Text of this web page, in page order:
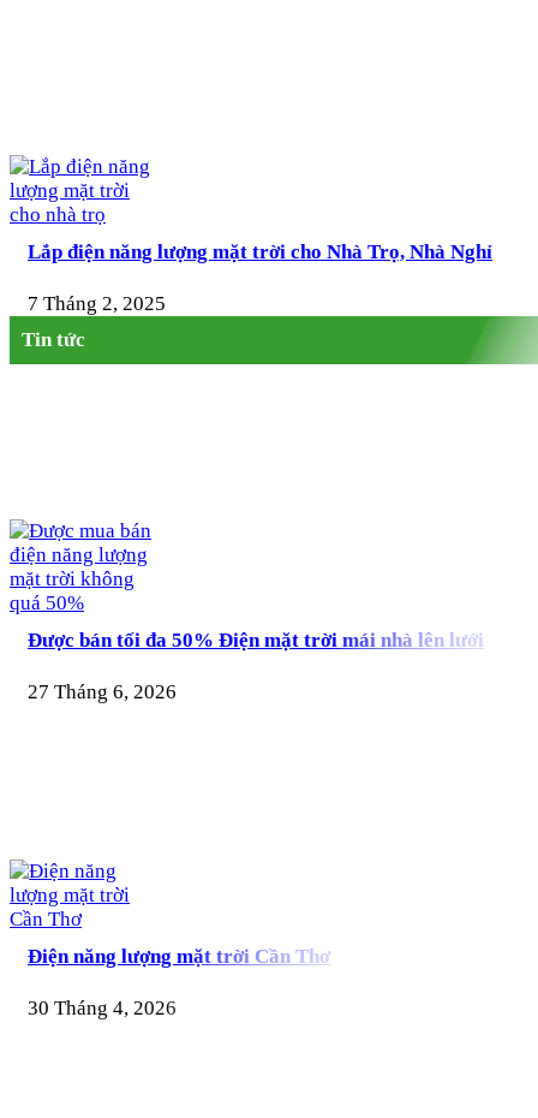
Lắp điện năng lượng mặt trời cho Nhà Trọ, Nhà Nghỉ
7 Tháng 2, 2025
Tin tức
Được bán tối đa 50% Điện mặt trời mái nhà lên lưới
27 Tháng 6, 2026
Điện năng lượng mặt trời Cần Thơ
30 Tháng 4, 2026